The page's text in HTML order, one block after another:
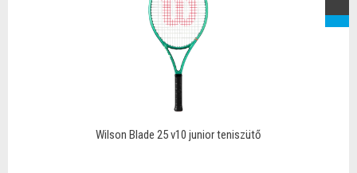
Wilson Blade 25 v10 junior teniszütő